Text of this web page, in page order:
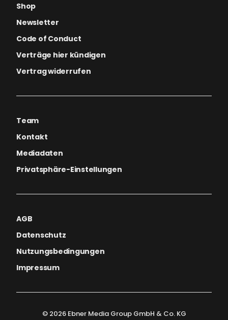
Shop
Newsletter
Code of Conduct
Verträge hier kündigen
Vertrag widerrufen
Team
Kontakt
Mediadaten
Privatsphäre-Einstellungen
AGB
Datenschutz
Nutzungsbedingungen
Impressum
© 2026 Ebner Media Group GmbH & Co. KG